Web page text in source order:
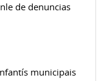
de denuncias
municipais